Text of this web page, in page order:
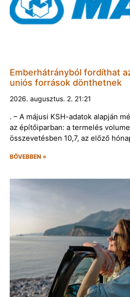
Emberhátrányból fordíthat
uniós források dönthetnek
2026. augusztus. 2. 21:21
. – A májusi KSH-adatok alapján
az építőiparban: a termelés
összevetésben 10,7, az előző
BŐVEBBEN »